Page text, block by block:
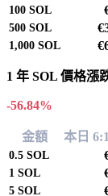
100 SOL
500 SOL
1,000 SOL
1 年 SOL 價格漲
-56.84%
金額 本日
0.5 SOL
1 SOL
5 SOL